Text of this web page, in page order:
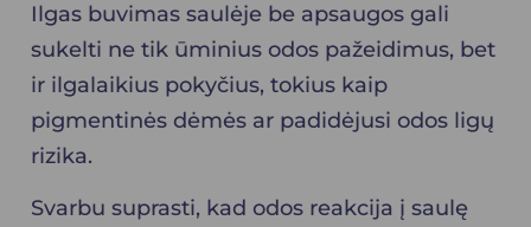
Ilgas buvimas saulėje be apsaugos gali
sukelti ne tik ūminius odos pažeidimus, bet
ir ilgalaikius pokyčius, tokius kaip
pigmentinės dėmės ar padidėjusi odos ligų
rizika.
Svarbu suprasti, kad odos reakcija į saulę